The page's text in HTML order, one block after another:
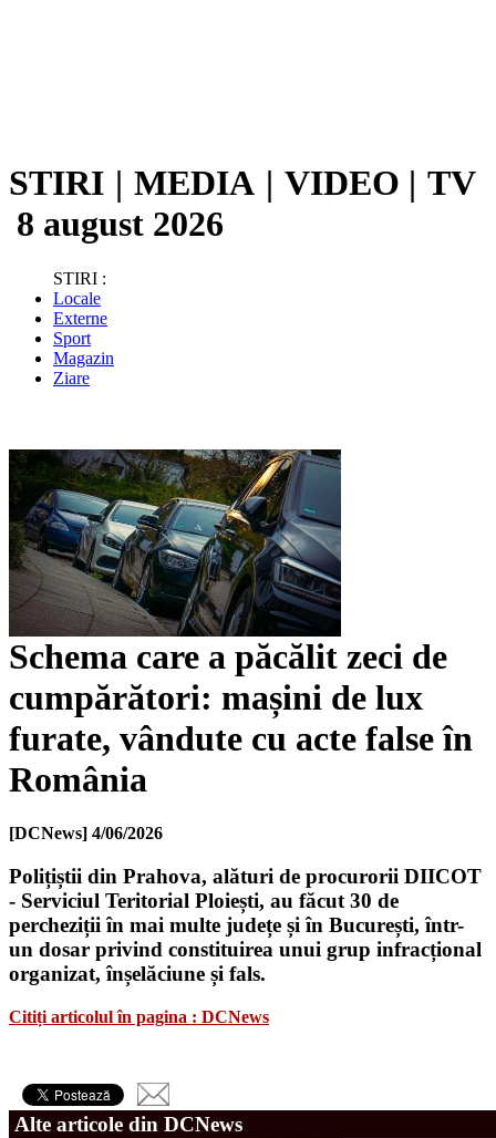
STIRI | MEDIA | VIDEO | TV
8 august 2026
STIRI :
Locale
Externe
Sport
Magazin
Ziare
Schema care a păcălit zeci de
cumpărători: mașini de lux
furate, vândute cu acte false în
România
[DCNews] 4/06/2026
Polițiștii din Prahova, alături de procurorii DIICOT
- Serviciul Teritorial Ploiești, au făcut 30 de
percheziții în mai multe județe și în București, într-
un dosar privind constituirea unui grup infracțional
organizat, înșelăciune și fals.
Citiți articolul în pagina : DCNews
Alte articole din DCNews